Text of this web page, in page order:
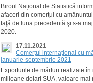
Biroul Național de Statistică
afaceri din comerţul cu
faţă de luna precedentă şi s-a
2020.
17.11.2021
Comerțul internațional cu
ianuarie-septembrie 2021
Exporturile de mărfuri realizate
milioane dolari SUA, valoare mai